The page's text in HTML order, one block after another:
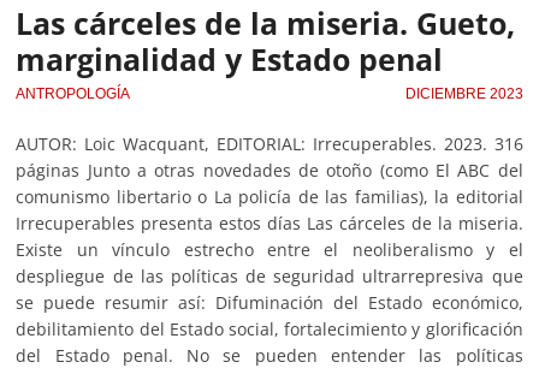
Las cárceles de la miseria. Gueto,
marginalidad y Estado penal
ANTROPOLOGÍA DICIEMBRE 2023
AUTOR: Loic Wacquant, EDITORIAL: Irrecuperables. 2023. 316
páginas Junto a otras novedades de otoño (como El ABC del
comunismo libertario o La policía de las familias), la editorial
Irrecuperables presenta estos días Las cárceles de la miseria.
Existe un vínculo estrecho entre el neoliberalismo y el
despliegue de las políticas de seguridad ultrarrepresiva que
se puede resumir así: Difuminación del Estado económico,
debilitamiento del Estado social, fortalecimiento y glorificación
del Estado penal. No se pueden entender las políticas